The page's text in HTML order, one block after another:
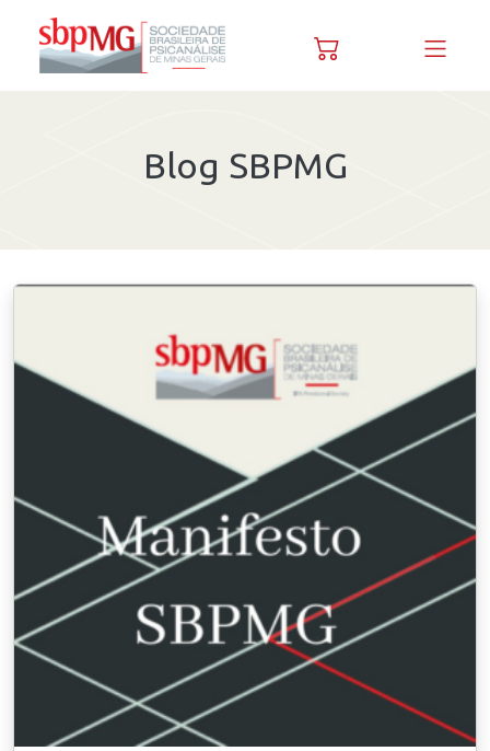
Skip to content
Blog SBPMG